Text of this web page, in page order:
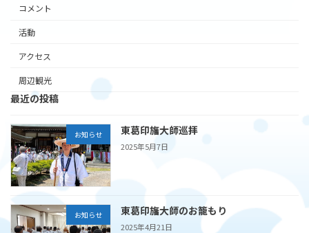
コメント
活動
アクセス
周辺観光
最近の投稿
お知らせ 東葛印旛大師巡拝
2025年5月7日
お知らせ 東葛印旛大師のお籠もり
2025年4月21日